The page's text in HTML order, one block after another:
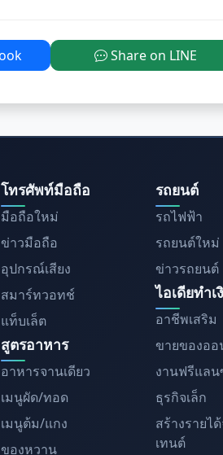
Share on LINE
โทรศัพท์มือถือ
มือถือใหม่
ข่าวมือถือ
อุปกรณ์เสียง
สมาร์ทวอทช์
แท็บเล็ต
สูตรอาหาร
อาหารจานเดียว
เมนูผัด/ทอด
เมนูต้ม/แกง
ของหวาน
รถยนต์
รถไฟฟ้า
รถยนต์ใหม่
ข่าวรถยนต์
ไอเดียทำเ
อาชีพเสริม
ขายของอ
งานฟรีแลน
ธุรกิจเล็ก
สร้างรายไ
เทนต์